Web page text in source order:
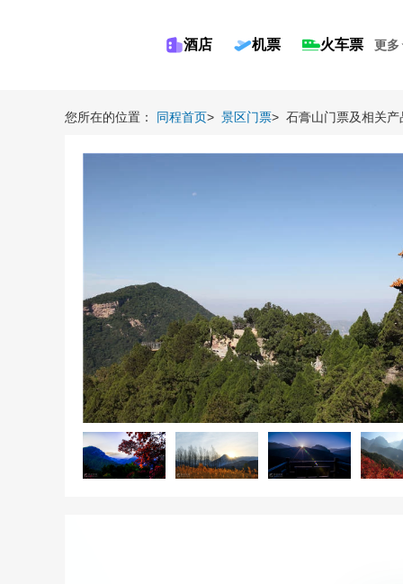
酒店 机票 火车票 更多
您所在的位置： 同程首页> 景区门票> 石膏山门票及相关产